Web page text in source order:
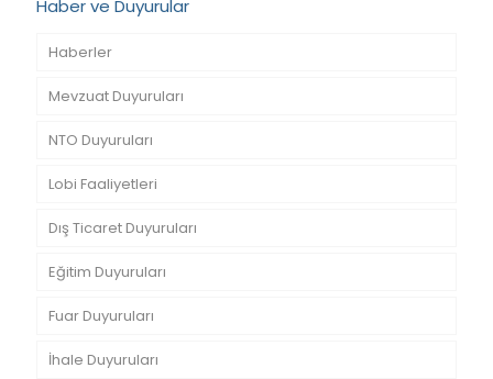
Haber ve Duyurular
Haberler
Mevzuat Duyuruları
NTO Duyuruları
Lobi Faaliyetleri
Dış Ticaret Duyuruları
Eğitim Duyuruları
Fuar Duyuruları
İhale Duyuruları